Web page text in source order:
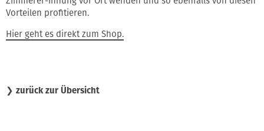
Vorteilen profitieren.
Hier geht es direkt zum Shop.
❯ zurück zur Übersicht